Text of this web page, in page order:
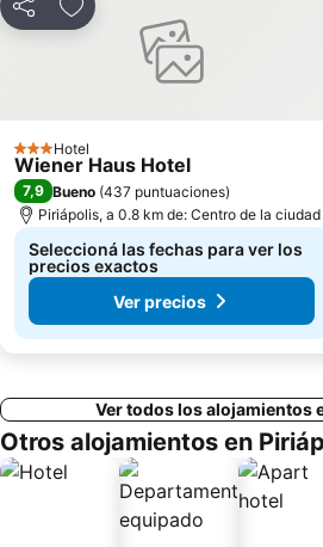
CompartirAñadir a favoritos
3 Estrellas
Hotel
Wiener Haus Hotel
7,9 Bueno (437 puntuaciones)
Piriápolis, a 0.8 km de: Centro de la ciudad
Seleccioná las fechas para ver los
precios exactos
Ver precios
Ver todos los alojamientos
Otros alojamientos en